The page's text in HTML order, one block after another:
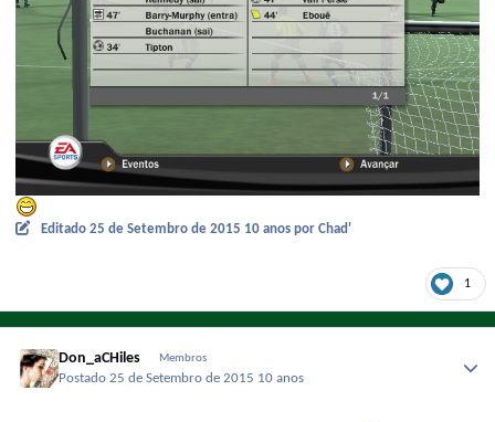
Editado 25 de Setembro de 2015 10 anos por Chad'
1
Don_aCHiles Membros
Postado25 de Setembro de 2015 10 anos